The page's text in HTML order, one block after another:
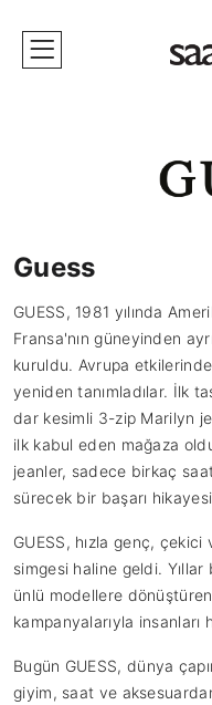
Guess
GUESS, 1981 yılında
Fransa'nın güneyinden
kuruldu. Avrupa
yeniden tanımladılar. İlk
dar kesimli 3-zip Marilyn
ilk kabul eden mağaza
jeanler, sadece birkaç
sürecek bir başarı
GUESS, hızla genç, çekici
simgesi haline geldi.
ünlü modellere
kampanyalarıyla
Bugün GUESS, dünya
giyim, saat ve